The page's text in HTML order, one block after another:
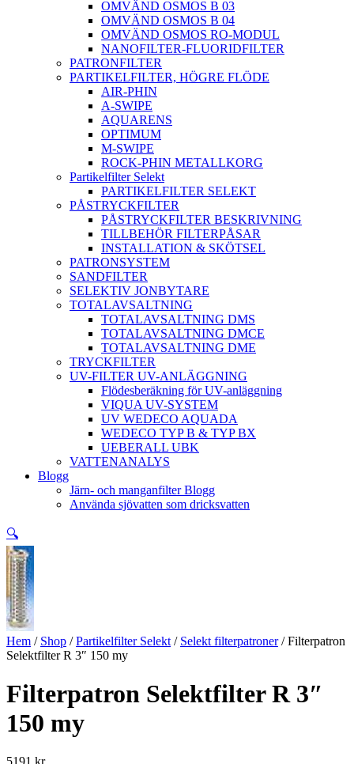
OMVÄND OSMOS B 03
OMVÄND OSMOS B 04
OMVÄND OSMOS RO-MODUL
NANOFILTER-FLUORIDFILTER
PATRONFILTER
PARTIKELFILTER, HÖGRE FLÖDE
AIR-PHIN
A-SWIPE
AQUARENS
OPTIMUM
M-SWIPE
ROCK-PHIN METALLKORG
Partikelfilter Selekt
PARTIKELFILTER SELEKT
PÅSTRYCKFILTER
PÅSTRYCKFILTER BESKRIVNING
TILLBEHÖR FILTERPÅSAR
INSTALLATION & SKÖTSEL
PATRONSYSTEM
SANDFILTER
SELEKTIV JONBYTARE
TOTALAVSALTNING
TOTALAVSALTNING DMS
TOTALAVSALTNING DMCE
TOTALAVSALTNING DME
TRYCKFILTER
UV-FILTER UV-ANLÄGGNING
Flödesberäkning för UV-anläggning
VIQUA UV-SYSTEM
UV WEDECO AQUADA
WEDECO TYP B & TYP BX
UEBERALL UBK
VATTENANALYS
Blogg
Järn- och manganfilter Blogg
Använda sjövatten som dricksvatten
🔍
Hem / Shop /Partikelfilter Selekt / Selekt filterpatroner/ Filterpatron
Selektfilter R 3″ 150 my
Filterpatron Selektfilter R 3″
150 my